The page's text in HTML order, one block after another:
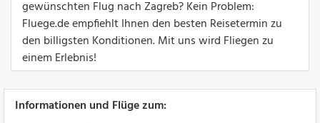
gewünschten Flug nach Zagreb? Kein Problem:
Fluege.de empfiehlt Ihnen den besten Reisetermin zu
den billigsten Konditionen. Mit uns wird Fliegen zu
einem Erlebnis!
Informationen und Flüge zum: